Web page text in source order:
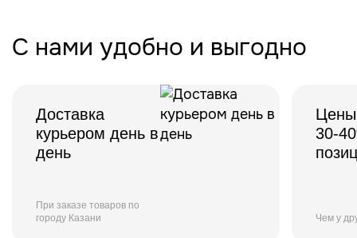
С нами удобно и выгодно
Доставка
курьером день в
день
При заказе товаров по
городу Казани
30-
Чем у